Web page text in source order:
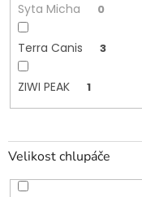
Syta Micha 0
Terra Canis 3
ZIWI PEAK 1
Velikost chlupáče